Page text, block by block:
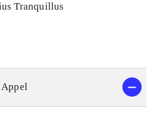
Vitellius,
Tranquillus